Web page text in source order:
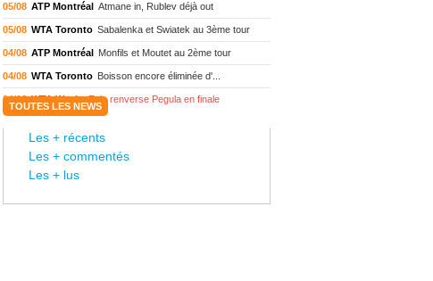
05/08 ATP Montréal Atmane in, Rublev déjà out
05/08 WTA Toronto Sabalenka et Swiatek au 3ème tour
04/08 ATP Montréal Monfils et Moutet au 2ème tour
04/08 WTA Toronto Boisson encore éliminée d'...
04/08 WTA Wash. Eala renverse Pegula en finale
WTA Memphis Liutova, 16 ans et déjà titrée
ATP Wash.
TOUTES LES NEWS
Les + récents
Les + commentés
Les + lus